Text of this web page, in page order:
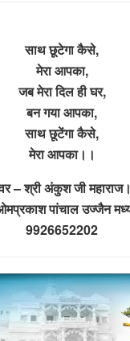
साथ छूटेगा कैसे,
मेरा आपका,
जब मेरा दिल ही घर,
बन गया आपका,
साथ छूटेंगा कैसे,
मेरा आपका।।
– श्री अंकुश जी महाराज।
पांचाल उज्जैन
9926652202